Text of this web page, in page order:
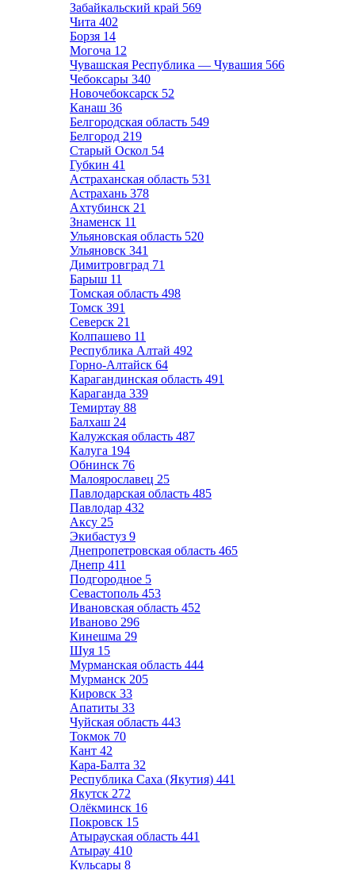
Забайкальский край 569
Чита 402
Борзя 14
Могоча 12
Чувашская Республика — Чувашия 566
Чебоксары 340
Новочебоксарск 52
Канаш 36
Белгородская область 549
Белгород 219
Старый Оскол 54
Губкин 41
Астраханская область 531
Астрахань 378
Ахтубинск 21
Знаменск 11
Ульяновская область 520
Ульяновск 341
Димитровград 71
Барыш 11
Томская область 498
Томск 391
Северск 21
Колпашево 11
Республика Алтай 492
Горно-Алтайск 64
Карагандинская область 491
Караганда 339
Темиртау 88
Балхаш 24
Калужская область 487
Калуга 194
Обнинск 76
Малоярославец 25
Павлодарская область 485
Павлодар 432
Аксу 25
Экибастуз 9
Днепропетровская область 465
Днепр 411
Подгородное 5
Севастополь 453
Ивановская область 452
Иваново 296
Кинешма 29
Шуя 15
Мурманская область 444
Мурманск 205
Кировск 33
Апатиты 33
Чуйская область 443
Токмок 70
Кант 42
Кара-Балта 32
Республика Саха (Якутия) 441
Якутск 272
Олёкминск 16
Покровск 15
Атырауская область 441
Атырау 410
Кульсары 8